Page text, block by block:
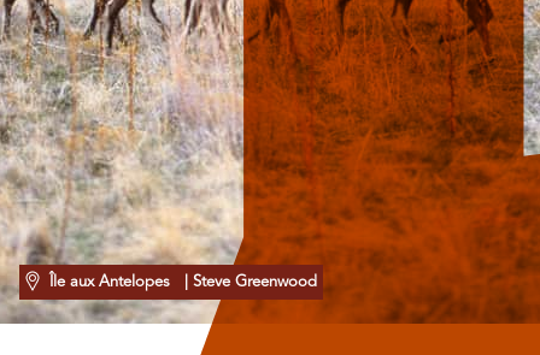
Île aux Antelopes | Steve Greenwood